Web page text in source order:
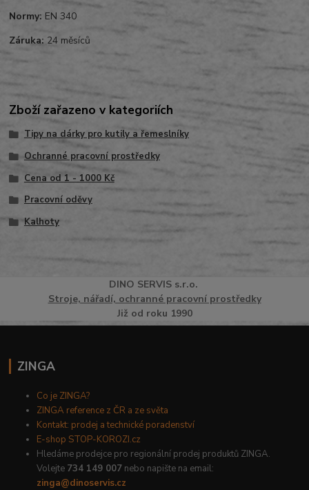
Normy: EN 340
Záruka: 24 měsíců
Zboží zařazeno v kategoriích
Tipy na dárky pro kutily a řemeslníky
Ochranné pracovní prostředky
Cena od 1 - 1000 Kč
Pracovní oděvy
Kalhoty
DINO SERVISs.r.o.
Stroje, nářadí, ochranné pracovní prostředky
Již od roku 1990
ZINGA
Co je ZINGA?
ZINGA reference z ČR a ze světa
Kontakt: prodej a technické poradenství
E-shop STOP-KOROZI.cz
Hledáme prodejce pro regionální prodej produktů ZINGA.
Volejte 734 149 007 nebo napište na email:
zinga@dinoservis.cz